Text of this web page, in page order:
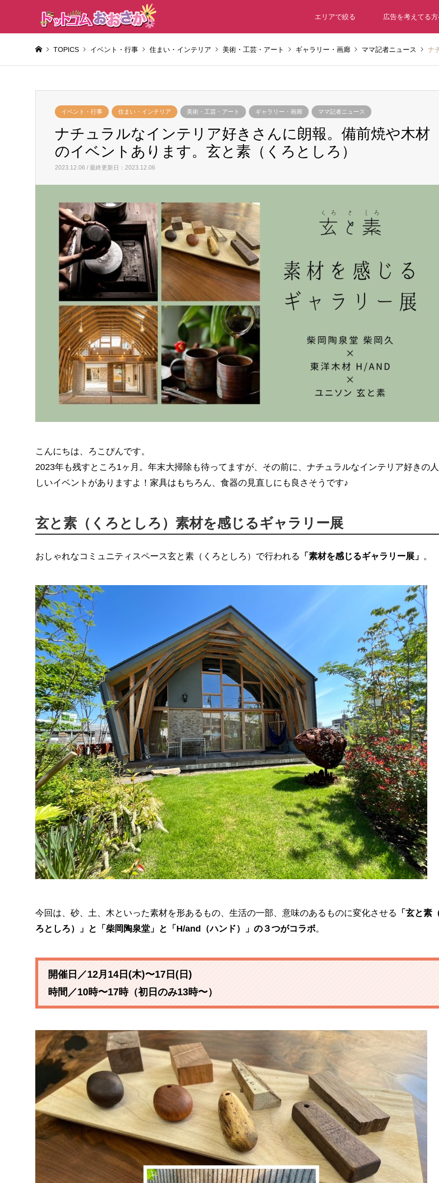
エリアで絞る 広告を考えてる
TOPICS イベント・行事 住まい・インテリア 美術・工芸・アート ギャラリー・画廊 ママ記者ニュース ナチ
イベント・行事 住まい・インテリア 美術・工芸・アート ギャラリー・画廊 ママ記者ニュース
ナチュラルなインテリア好きさんに朗報。備前焼や木材
のイベントあります。玄と素（くろとしろ）
2023.12.06 / 最終更新日：2023.12.06
こんにちは、ろこぴんです。
2023年も残すところ1ヶ月。年末大掃除も待ってますが、その前に、ナチュラルなインテリア好きの
しいイベントがありますよ！家具はもちろん、食器の見直しにも良さそうです♪
玄と素（くろとしろ）素材を感じるギャラリー展
おしゃれなコミュニティスペース玄と素（くろとしろ）で行われる 「素材を感じるギャラリー展」 。
今回は、砂、土、木といった素材を形あるもの、生活の一部、意味のあるものに変化させる 「玄と素
ろとしろ）」と「柴岡陶泉堂」と「H/and（ハンド）」の３つがコラボ。
開催日／12月14日(木)〜17日(日)
時間／10時〜17時（初日のみ13時〜）